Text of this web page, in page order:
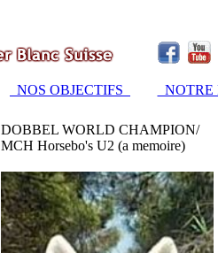
NOS OBJECTIFS NOTRE
DOBBEL WORLD CHAMPION/
MCH Horsebo's U2 (a memoire)